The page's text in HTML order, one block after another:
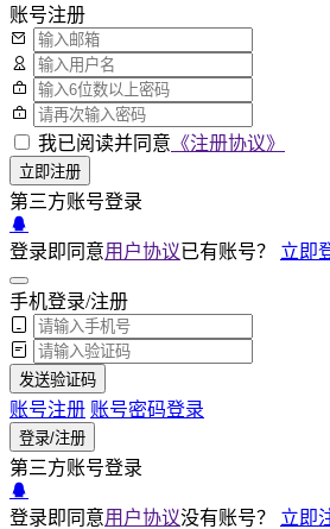
账号注册
我已阅读并同意 《注册协议》
立即注册
第三方账号登录
登录即同意用户协议已有账号？ 立即
手机登录/注册
发送验证码
账号注册 账号密码登录
登录/注册
第三方账号登录
登录即同意用户协议没有账号？ 立即